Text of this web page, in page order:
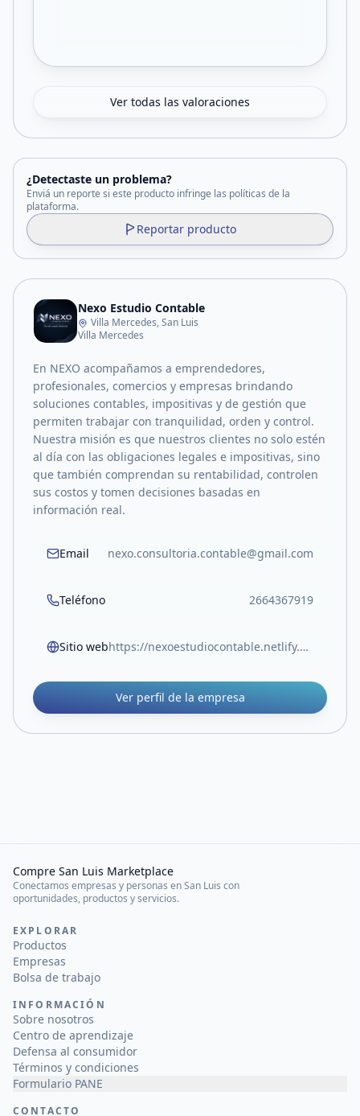
Ver todas las valoraciones
¿Detectaste un problema?
Enviá un reporte si este producto infringe las políticas de la
plataforma.
Reportar producto
Nexo Estudio Contable
Villa Mercedes, San Luis
Villa Mercedes
En NEXO acompañamos a emprendedores,
profesionales, comercios y empresas brindando
soluciones contables, impositivas y de gestión que
permiten trabajar con tranquilidad, orden y control.
Nuestra misión es que nuestros clientes no solo estén
al día con las obligaciones legales e impositivas, sino
que también comprendan su rentabilidad, controlen
sus costos y tomen decisiones basadas en
información real.
Email nexo.consultoria.contable@gmail.com
Teléfono 2664367919
Sitio web https://nexoestudiocontable.netlify.app/
Ver perfil de la empresa
Compre San Luis Marketplace
Conectamos empresas y personas en San Luis con
oportunidades, productos y servicios.
EXPLORAR
Productos
Empresas
Bolsa de trabajo
INFORMACIÓN
Sobre nosotros
Centro de aprendizaje
Defensa al consumidor
Términos y condiciones
Formulario PANE
CONTACTO